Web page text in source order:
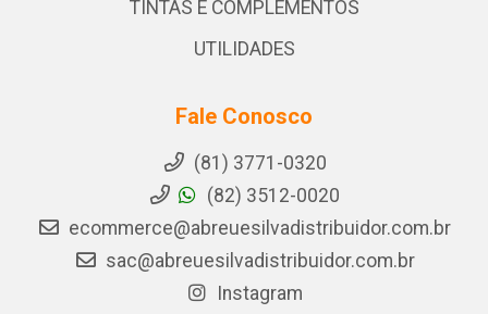
TINTAS E COMPLEMENTOS
UTILIDADES
Fale Conosco
(81) 3771-0320
(82) 3512-0020
ecommerce@abreuesilvadistribuidor.com.br
sac@abreuesilvadistribuidor.com.br
Instagram